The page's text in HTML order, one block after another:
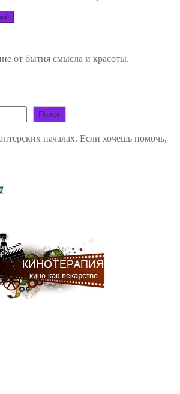
от бытия смысла и красоты.
Поиск
началах. Если хочешь помочь,